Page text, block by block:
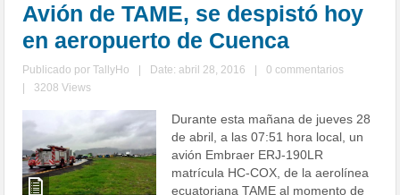
Avión de TAME, se despistó hoy
en aeropuerto de Cuenca
Publicado porTallyHo Date: abril 28, 2016
0 commentarios
3208 Views
Durante esta mañana de jueves 28
de abril, a las 07:51 hora local, un
avión Embraer ERJ-190LR
matrícula HC-COX, de la aerolínea
ecuatoriana TAME al momento de